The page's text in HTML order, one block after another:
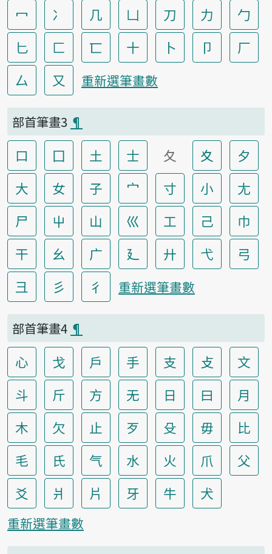
冖
冫 几 凵 刀 力
勹
匕
匚 匸 十 卜 卩
厂
厶
又 重新選筆畫數
部首筆畫3 ¶
口 囗 土 士 夂 夊
夕
大
女 子 宀 寸 小
尢
尸
屮 山 巛 工 己
巾
干
幺 广 廴 廾 弋
弓
彐
彡 彳 重新選筆畫數
部首筆畫4 ¶
心 戈 戶 手 支 攴
文
斗
斤 方 无 日 曰
月
木
欠 止 歹 殳 毋
比
毛
氏 气 水 火 爪
父
爻
爿 片 牙 牛 犬
重新選筆畫數